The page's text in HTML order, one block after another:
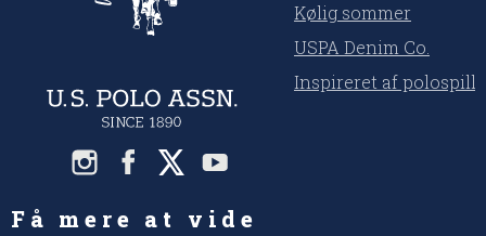
Kølig sommer
USPA Denim Co.
Inspireret af
Få mere at vide